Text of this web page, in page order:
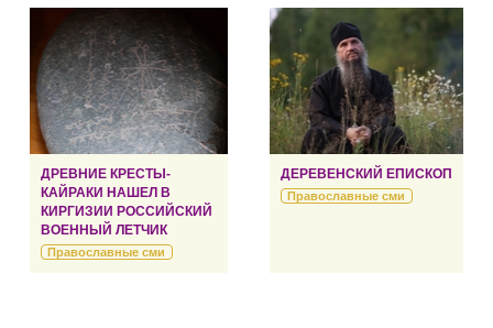
ДРЕВНИЕ КРЕСТЫ-
КАЙРАКИ НАШЕЛ В
КИРГИЗИИ РОССИЙСКИЙ
ВОЕННЫЙ ЛЕТЧИК
Православные сми
ДЕРЕВЕНСКИЙ ЕПИСКОП
Православные сми